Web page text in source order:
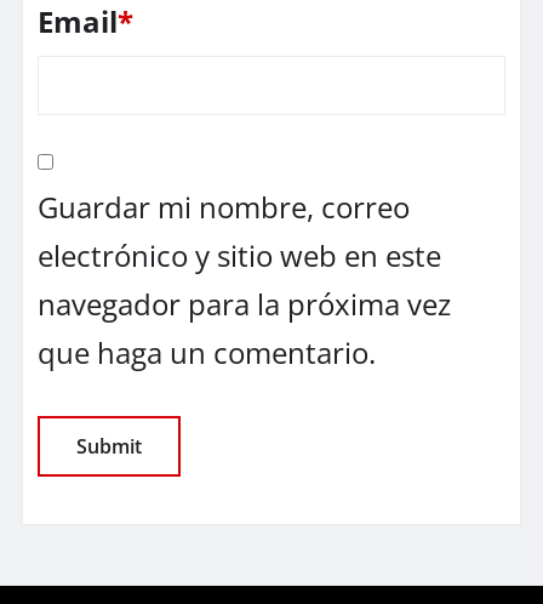
Email*
Guardar mi nombre, correo
electrónico y sitio web en este
navegador para la próxima vez
que haga un comentario.